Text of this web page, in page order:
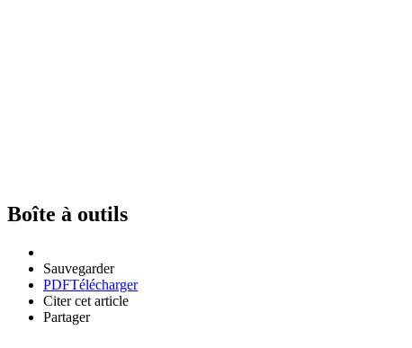
Boîte à outils
Sauvegarder
PDFTélécharger
Citer cet article
Partager